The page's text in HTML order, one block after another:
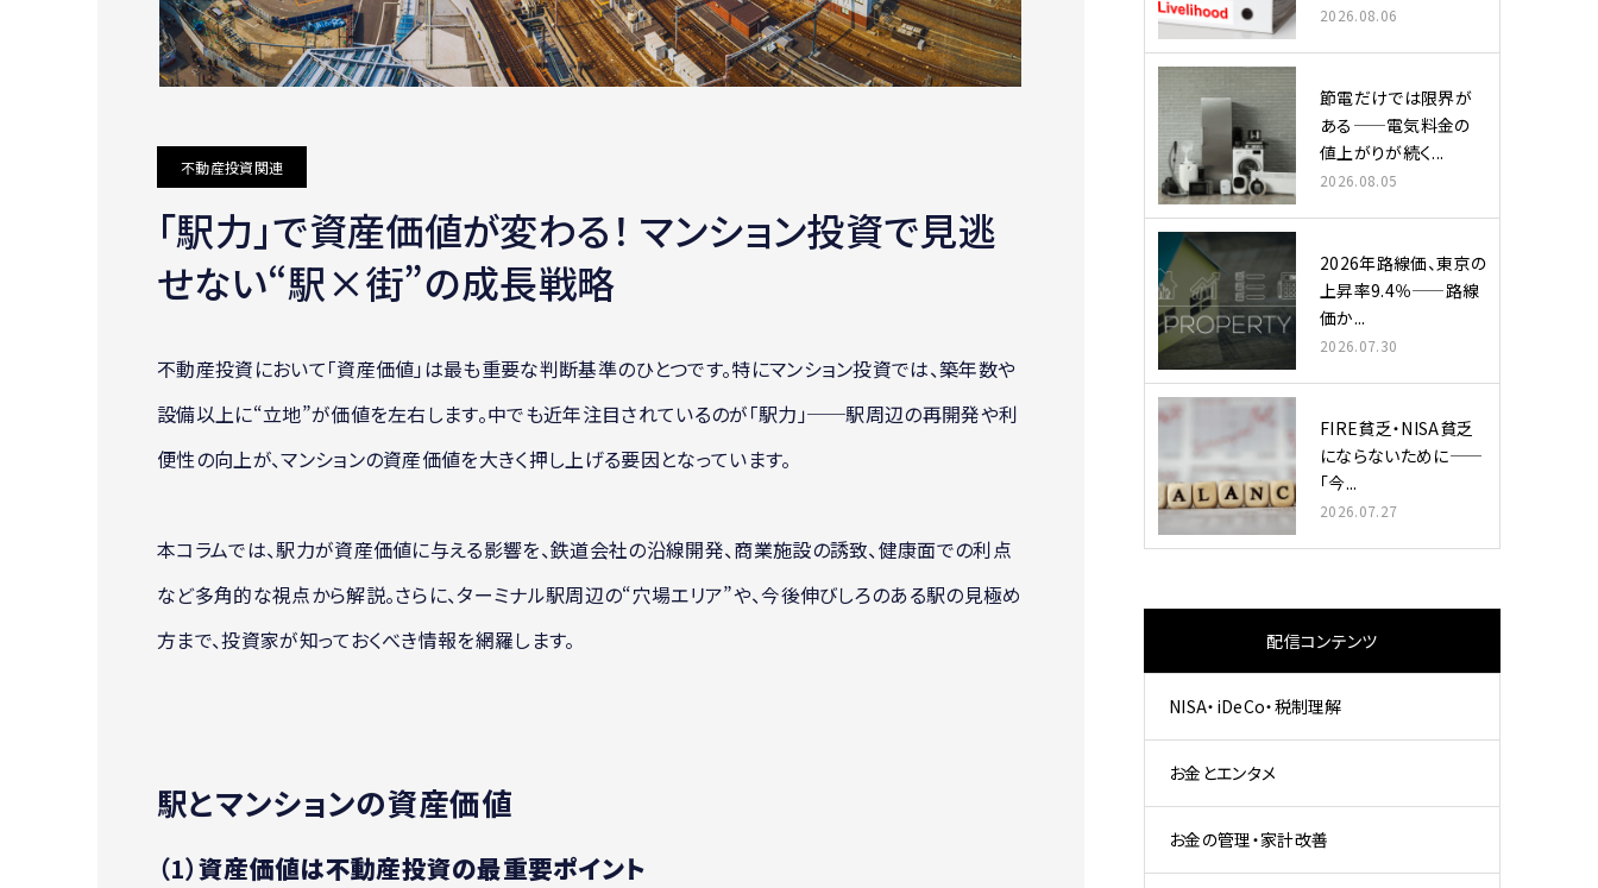
不動産投資関連
｢駅力｣で資産価値が変わる！ マンション投資で見逃
せない“駅×街”の成長戦略
不動産投資において「資産価値」は最も重要な判断基準のひとつです。特にマンション投資では、築年数や
設備以上に“立地”が価値を左右します。中でも近年注目されているのが「駅力」──駅周辺の再開発や利
便性の向上が、マンションの資産価値を大きく押し上げる要因となっています。
本コラムでは、駅力が資産価値に与える影響を、鉄道会社の沿線開発、商業施設の誘致、健康面での利点
など多角的な視点から解説。さらに、ターミナル駅周辺の“穴場エリア”や、今後伸びしろのある駅の見極め
方まで、投資家が知っておくべき情報を網羅します。
駅とマンションの資産価値
（1）資産価値は不動産投資の最重要ポイント
2026.08.06
節電だけでは限界が
ある——電気料金の
値上がりが続く...
2026.08.05
2026年路線価、東京の
上昇率9.4％——路線
価か...
2026.07.30
FIRE貧乏・NISA貧乏
にならないために——
「今...
2026.07.27
配信コンテンツ
NISA・iDeCo・税制理解
お金とエンタメ
お金の管理・家計改善